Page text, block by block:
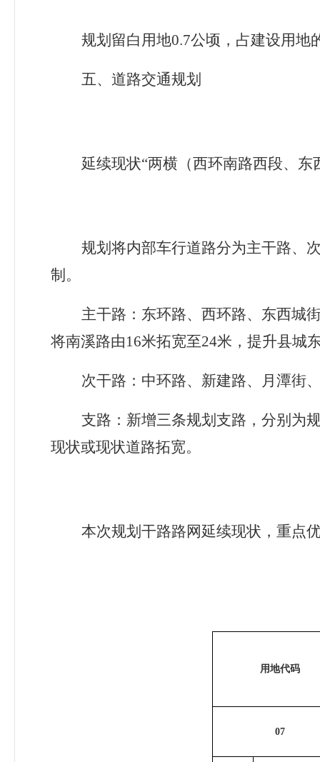
规划留白用地0.7公顷，占建设用地
五、 道路交通规划
延续现状“两横（西环南路西段、东
规划将内部车行道路分为主干路、
制。
主干路：东环路、西环路、东西城
将南溪路由16米拓宽至24米，提升县城
次干路：中环路、新建路、月潭街
支路：新增三条规划支路，分别为
现状或现状道路拓宽。
本次规划干路路网延续现状，重点
用地代码
07